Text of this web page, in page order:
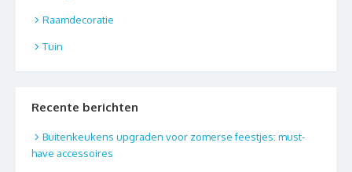
Raamdecoratie
Tuin
Recente berichten
Buitenkeukens upgraden voor zomerse feestjes: must-
have accessoires